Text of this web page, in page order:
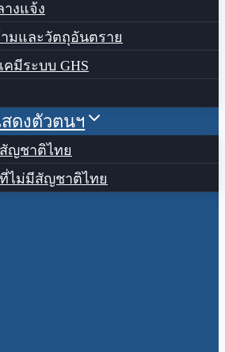
งแจ้ง
มและวัตถุอันตราย
คมีระบบ GHS
ดงตัวตนฯ
ญชาติไทย
ไม่มีสัญชาติไทย